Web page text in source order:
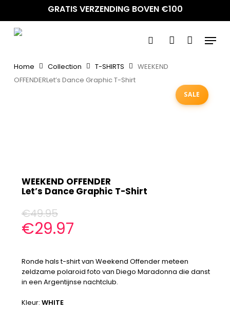
content
GRATIS VERZENDING BOVEN €100
search account
Menu
Home Collection T-SHIRTS
WEEKEND
OFFENDERLet’s Dance Graphic T-Shirt
SALE
WEEKEND OFFENDER
Let’s Dance Graphic T-Shirt
€49.95
€29.97
Ronde hals t-shirt van Weekend Offender meteen
zeldzame polaroid foto van Diego Maradonna die danst
in een Argentijnse nachtclub.
Kleur: WHITE